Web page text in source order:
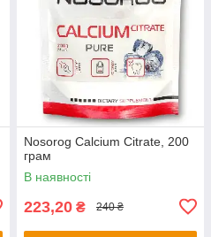
Nosorog Calcium Citrate, 200
грам
В наявності
223,20 ₴ 240 ₴